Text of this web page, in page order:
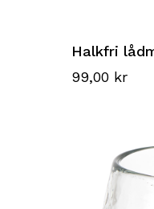
Halkfri
99,00 kr